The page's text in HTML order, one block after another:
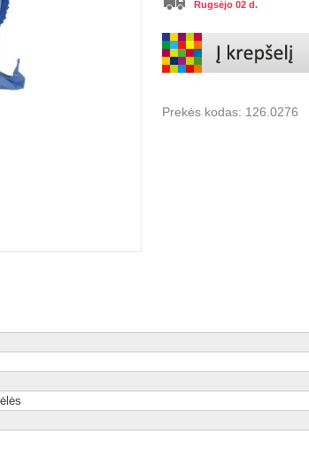
Rugsėjo 02 d.
Prekės kodas: 126.0276